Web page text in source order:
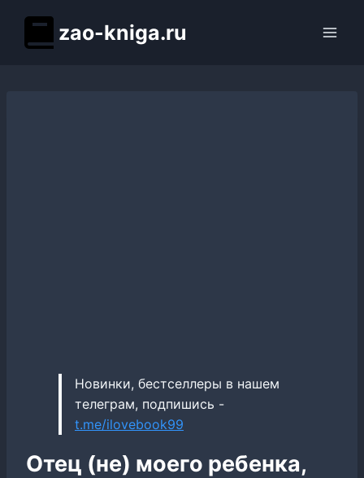
содержимому
zao-kniga.ru
Новинки, бестселлеры в нашем
телеграм, подпишись -
t.me/ilovebook99
Отец (не) моего ребенка,